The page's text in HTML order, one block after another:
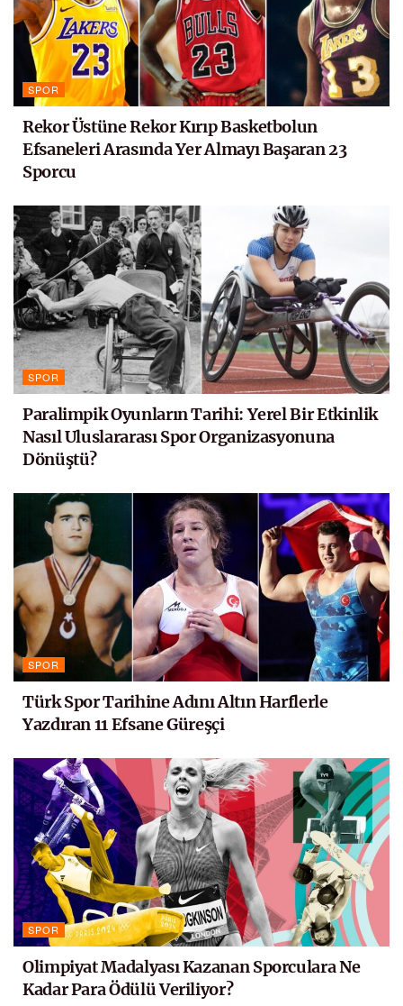
SPOR
Rekor Üstüne Rekor Kırıp Basketbolun
Efsaneleri Arasında Yer Almayı Başaran 23
Sporcu
SPOR
Paralimpik Oyunların Tarihi: Yerel Bir Etkinlik
Nasıl Uluslararası Spor Organizasyonuna
Dönüştü?
SPOR
Türk Spor Tarihine Adını Altın Harflerle
Yazdıran 11 Efsane Güreşçi
SPOR
Olimpiyat Madalyası Kazanan Sporculara Ne
Kadar Para Ödülü Veriliyor?